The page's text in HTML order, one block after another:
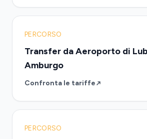
PERCORSO
Transfer da Aeroporto di
Amburgo
Confronta le tariffe
PERCORSO